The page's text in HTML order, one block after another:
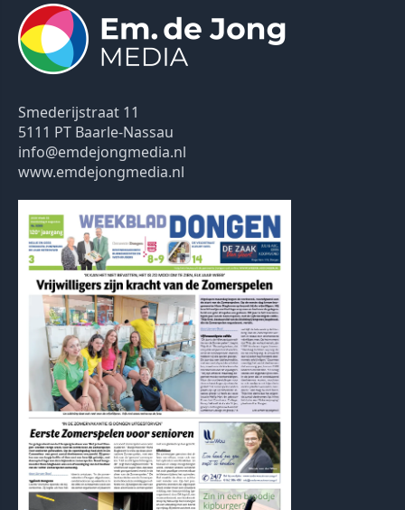
Smederijstraat 11
5111 PT Baarle-Nassau
info@emdejongmedia.nl
www.emdejongmedia.nl